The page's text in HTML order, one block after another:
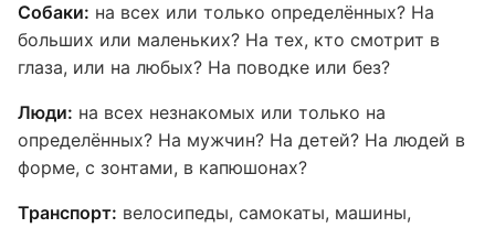
Собаки: на всех или только определённых? На
больших или маленьких? На тех, кто смотрит в
глаза, или на любых? На поводке или без?
Люди: на всех незнакомых или только на
определённых? На мужчин? На детей? На людей в
форме, с зонтами, в капюшонах?
Транспорт: велосипеды, самокаты, машины,